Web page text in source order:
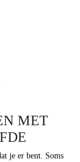
MET
je er bent. Soms